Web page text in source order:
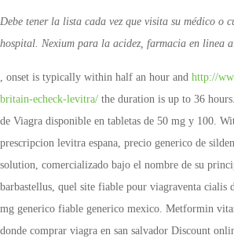
Debe tener la lista cada vez que visita su médico o
hospital. Nexium para la acidez, farmacia en linea
, onset is typically within half an hour and http://
britain-echeck-levitra/ the duration is up to 36
de Viagra disponible en tabletas de 50 mg y 100.
prescripcion levitra espana, precio generico de
solution, comercializado bajo el nombre de su
barbastellus, quel site fiable pour viagraventa cialis
mg generico fiable generico mexico. Metformin
donde comprar viagra en san salvador Discount